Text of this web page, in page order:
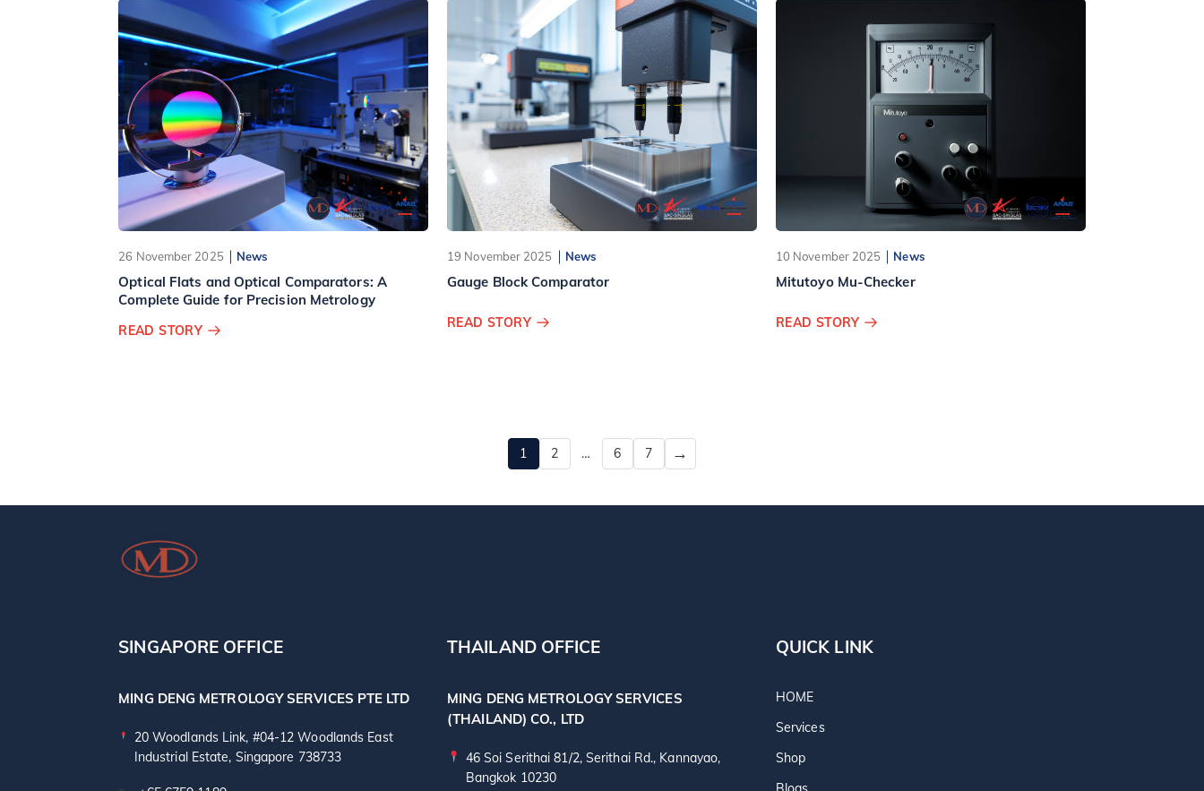
26 November 2025 News
Optical Flats and Optical Comparators: A
Complete Guide for Precision Metrology
READ STORY
19 November 2025 News
Gauge Block Comparator
READ STORY
10 November 2025 News
Mitutoyo Mu-Checker
READ STORY
1 2 … 6 7
SINGAPORE OFFICE
MING DENG METROLOGY SERVICES PTE LTD
20 Woodlands Link, #04-12 Woodlands East
Industrial Estate, Singapore 738733
THAILAND OFFICE
MING DENG METROLOGY SERVICES
(THAILAND) CO., LTD
46 Soi Serithai 81/2, Serithai Rd., Kannayao,
Bangkok 10230
QUICK LINK
HOME
Services
Shop